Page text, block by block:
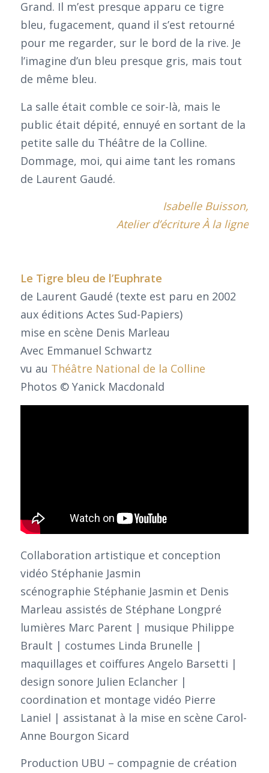
Grand. Il m’est presque apparu ce tigre
bleu, fugacement, quand il s’est retourné
pour me regarder, sur le bord de la rive. Je
l’imagine d’un bleu presque gris, mais tout
de même bleu.
La salle était comble ce soir-là, mais le
public était dépité, ennuyé en sortant de la
petite salle du Théâtre de la Colline.
Dommage, moi, qui aime tant les romans
de Laurent Gaudé.
Isabelle Buisson,
Atelier d’écriture À la ligne
Le Tigre bleu de l’Euphrate
de Laurent Gaudé (texte est paru en 2002
aux éditions Actes Sud-Papiers)
mise en scène Denis Marleau
Avec Emmanuel Schwartz
vu au Théâtre National de la Colline
Photos © Yanick Macdonald
Collaboration artistique et conception
vidéo Stéphanie Jasmin
scénographie Stéphanie Jasmin et Denis
Marleau assistés de Stéphane Longpré
lumières Marc Parent | musique Philippe
Brault | costumes Linda Brunelle |
maquillages et coiffures Angelo Barsetti |
design sonore Julien Eclancher |
coordination et montage vidéo Pierre
Laniel | assistanat à la mise en scène Carol-
Anne Bourgon Sicard
Production UBU – compagnie de création